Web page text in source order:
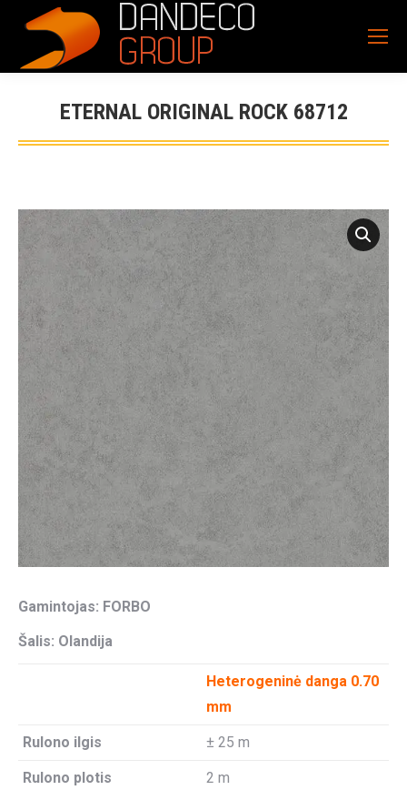
ETERNAL ORIGINAL ROCK 68712
Gamintojas: FORBO
Šalis: Olandija
Heterogeninė danga 0.70
mm
Rulono ilgis ± 25 m
Rulono plotis 2 m